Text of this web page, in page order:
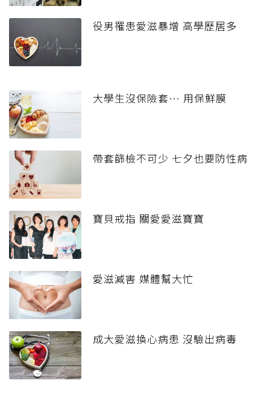
役男罹患愛滋暴增 高學歷居多
大學生沒保險套… 用保鮮膜
帶套篩檢不可少 七夕也要防性病
寶貝戒指 關愛愛滋寶寶
愛滋減害 媒體幫大忙
成大愛滋換心病患 沒驗出病毒